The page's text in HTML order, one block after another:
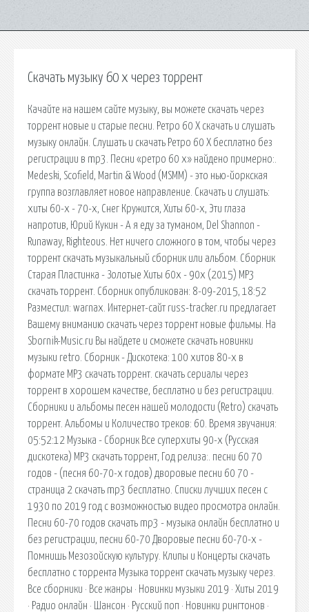
Скачать музыку 60 х через торрент
Качайте на нашем сайте музыку, вы можете скачать через
торрент новые и старые песни. Ретро 60 Х скачать и слушать
музыку онлайн. Cлушать и скачать Ретро 60 Х бесплатно без
регистрации в mp3. Песни «ретро 60 х» найдено примерно:.
Medeski, Scofield, Martin & Wood (MSMM) - это нью-йоркская
группа возглавляет новое направление. Скачать и слушать:
хиты 60-х - 70-х, Снег Кружится, Хиты 60-х, Эти глаза
напротив, Юрий Кукин - А я еду за туманом, Del Shannon -
Runaway, Righteous. Нет ничего сложного в том, чтобы через
торрент скачать музыкальный сборник или альбом. Сборник
Старая Пластинка - Золотые Хиты 60х - 90х (2015) MP3
скачать торрент. Сборник опубликован: 8-09-2015, 18:52
Разместил: warnax. Интернет-сайт russ-tracker.ru предлагает
Вашему вниманию скачать через торрент новые фильмы. На
Sbornik-Music.ru Вы найдете и сможете скачать новинки
музыки retro. Сборник - Дискотека: 100 хитов 80-х в
формате MP3 скачать торрент. cкачать сериалы через
торрент в хорошем качестве, бесплатно и без регистрации.
Сборники и альбомы песен нашей молодости (Retro) скачать
торрент. Альбомы и Количество треков: 60. Время звучания:
05:52:12 Музыка - Сборник Все суперхиты 90-х (Русская
дискотека) MP3 скачать торрент, Год релиза:. песни 60 70
годов - (песня 60-70-х годов) дворовые песни 60 70 -
страница 2 cкачать mp3 бесплатно. Списки лучших песен с
1930 по 2019 год с возможностью видео просмотра онлайн.
Песни 60-70 годов скачать mp3 - музыка онлайн бесплатно и
без регистрации, песни 60-70 Дворовые песни 60-70-х -
Помнишь Мезозойскую культуру. Клипы и Концерты скачать
бесплатно с торрента Музыка торрент скачать музыку через.
Все сборники · Все жанры · Новинки музыки 2019 · Хиты 2019
· Радио онлайн · Шансон · Русский поп · Новинки рингтонов ·